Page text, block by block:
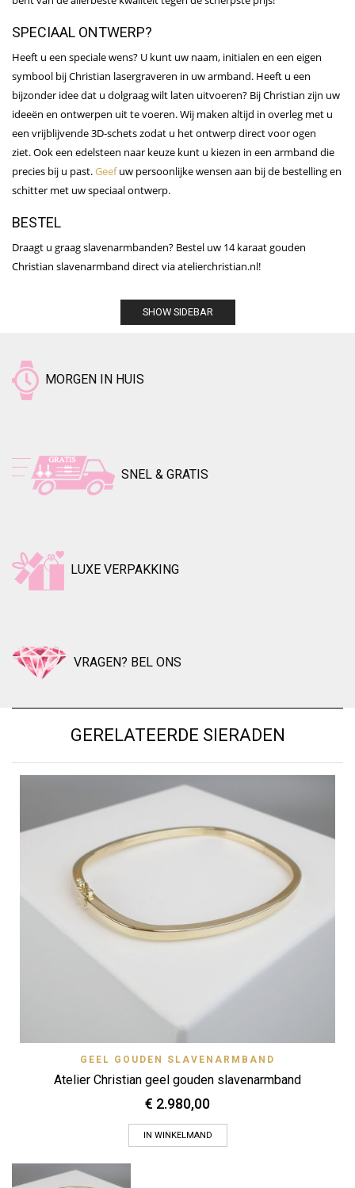
SPECIAAL ONTWERP?
Heeft u een speciale wens? U kunt uw naam, initialen en een eigen
symbool bij Christian lasergraveren in uw armband. Heeft u een
bijzonder idee dat u dolgraag wilt laten uitvoeren? Bij Christian zijn uw
ideeën en ontwerpen uit te voeren. Wij maken altijd in overleg met u
een vrijblijvende 3D-schets zodat u het ontwerp direct voor ogen
ziet. Ook een edelsteen naar keuze kunt u kiezen in een armband die
precies bij u past.Geefuw persoonlijke wensen aan bij de bestelling en
schitter met uw speciaal ontwerp.
BESTEL
Draagt u graag slavenarmbanden? Bestel uw 14 karaat gouden
Christian slavenarmband direct via atelierchristian.nl!
SHOW SIDEBAR
MORGEN IN HUIS
SNEL & GRATIS
LUXE VERPAKKING
VRAGEN? BEL ONS
GERELATEERDE SIERADEN
GEEL GOUDEN SLAVENARMBAND
Atelier Christian geel gouden slavenarmband
€ 2.980,00
IN WINKELMAND